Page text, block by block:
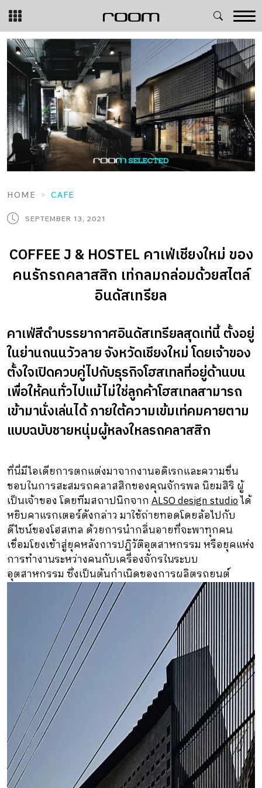
Skip
content
HOME CAFE
SEPTEMBER 13, 2021
COFFEE J & HOSTEL คาเฟ่เชียงใหม่ ของ
คนรักรถคลาสสิก เท่กลมกล่อมด้วยสไตล์
อินดัสเทรียล
คาเฟ่สีดำบรรยากาศอินดัสเทรียลสุดเท่นี้ ตั้งอยู่
ในย่านถนนวัวลาย จังหวัดเชียงใหม่ โดยเจ้าของ
ตั้งใจเปิดควบคู่ไปกับธุรกิจโฮสเทลที่อยู่ด้านบน
เพื่อให้คนทั่วไปแม้ไม่ใช่ลูกค้าโฮสเทลสามารถ
เข้ามานั่งเล่นได้ ภายใต้ความเข้มเท่คมคายตาม
แบบฉบับชายหนุ่มผู้หลงใหลรถคลาสสิก
ที่นี่มีไอเดียการตกแต่งมาจากงานอดิเรกและความชื่น
ชอบในการสะสมรถคลาสสิกของคุณจักรพล นิยมสิริ ผู้
เป็นเจ้าของ โดยทีมสถาปนิกจาก ALSO design studioได้
หยิบคาแรกเตอร์ดังกล่าว มาใช้ถ่ายทอดโดยล้อไปกับ
ดีไซน์ของโฮสเทล ด้วยการนำกลิ่นอายที่จะพาทุกคน
เชื่อมโยงเข้าสู่ยุคหลังการปฏิวัติอุตสาหกรรม หรือยุคแห่ง
การทำงานระหว่างคนกับเครื่องจักรในระบบ
อุตสาหกรรม ซึ่งเป็นต้นกำเนิดของการผลิตรถยนต์